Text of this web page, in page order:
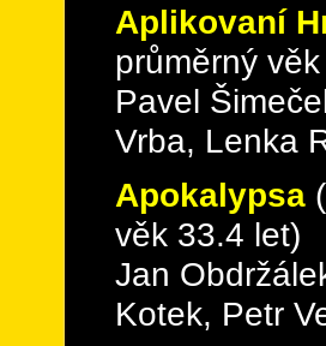
Aplikovaní
průměrný
Pavel
Vrba, Lenka
Apokalypsa
věk 33.4 let)
Jan
Kotek, Petr